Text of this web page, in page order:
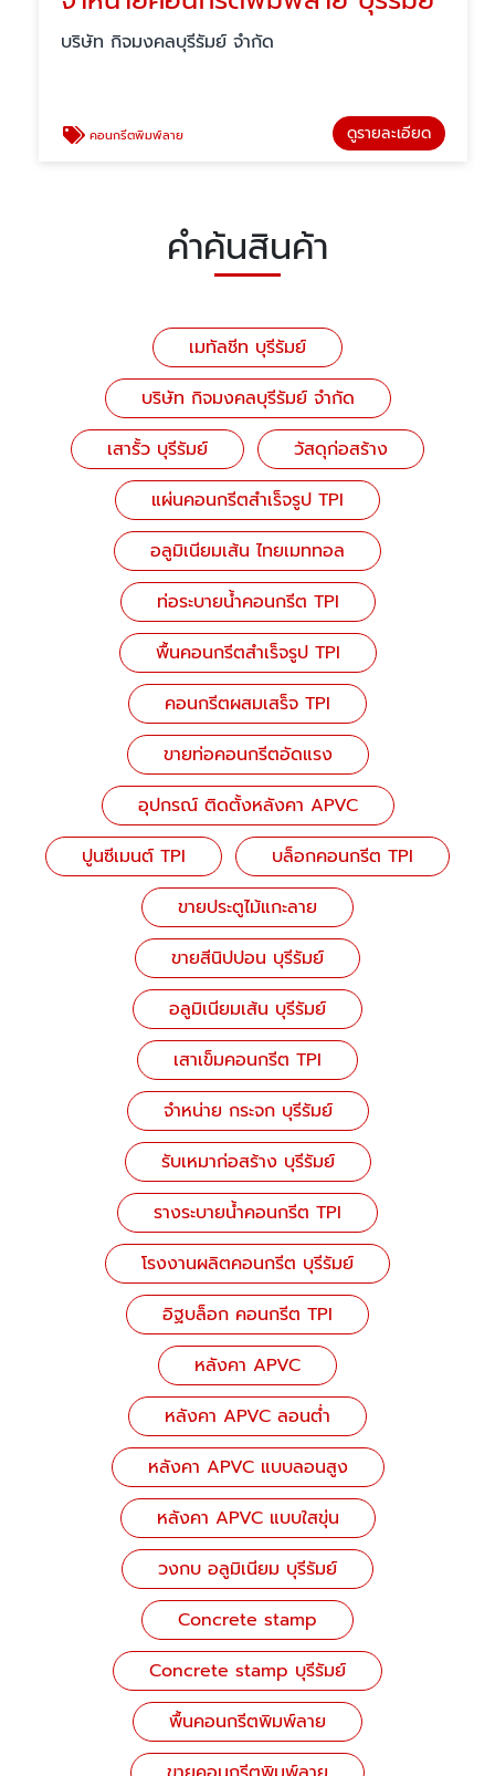
บริษัท กิจมงคลบุรีรัมย์ จำกัด
คอนกรีตพิมพ์ลาย ดูรายละเอียด
คำค้นสินค้า
เมทัลชีท บุรีรัมย์
บริษัท กิจมงคลบุรีรัมย์ จำกัด
เสารั้ว บุรีรัมย์
วัสดุก่อสร้าง
แผ่นคอนกรีตสำเร็จรูป TPI
อลูมิเนียมเส้น ไทยเมททอล
ท่อระบายน้ำคอนกรีต TPI
พื้นคอนกรีตสำเร็จรูป TPI
คอนกรีตผสมเสร็จ TPI
ขายท่อคอนกรีตอัดแรง
อุปกรณ์ ติดตั้งหลังคา APVC
ปูนซีเมนต์ TPI
บล็อกคอนกรีต TPI
ขายประตูไม้แกะลาย
ขายสีนิปปอน บุรีรัมย์
อลูมิเนียมเส้น บุรีรัมย์
เสาเข็มคอนกรีต TPI
จำหน่าย กระจก บุรีรัมย์
รับเหมาก่อสร้าง บุรีรัมย์
รางระบายน้ำคอนกรีต TPI
โรงงานผลิตคอนกรีต บุรีรัมย์
อิฐบล็อก คอนกรีต TPI
หลังคา APVC
หลังคา APVC ลอนต่ำ
หลังคา APVC แบบลอนสูง
หลังคา APVC แบบใสขุ่น
วงกบ อลูมิเนียม บุรีรัมย์
Concrete stamp
Concrete stamp บุรีรัมย์
พื้นคอนกรีตพิมพ์ลาย